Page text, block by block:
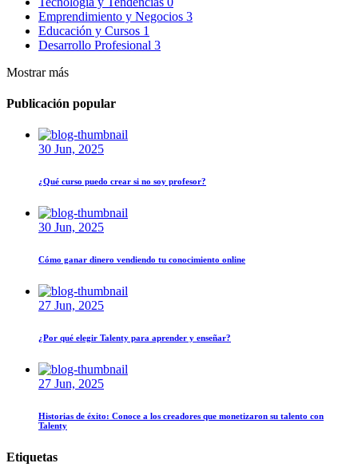
Emprendimiento y Negocios 3
Educación y Cursos 1
Desarrollo Profesional 3
Mostrar más
Publicación popular
30 Jun, 2025
¿Qué curso puedo crear si no soy profesor?
30 Jun, 2025
Cómo ganar dinero vendiendo tu conocimiento online
27 Jun, 2025
¿Por qué elegir Talenty para aprender y enseñar?
27 Jun, 2025
Historias de éxito: Conoce a los creadores que monetizaron su talento con
Talenty
Etiquetas